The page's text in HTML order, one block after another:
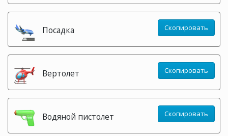
Посадка Скопировать
Вертолет Скопировать
Водяной пистолет Скопировать